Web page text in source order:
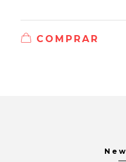
COMPRAR